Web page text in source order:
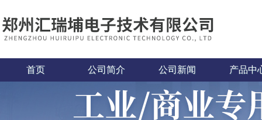
首页 公司简介 公司新闻 产品中